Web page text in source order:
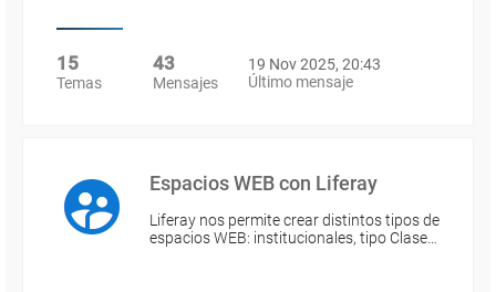
15
Temas
43
Mensajes
19 Nov 2025, 20:43
Último mensaje
Espacios WEB con Liferay
Liferay nos permite crear distintos tipos de
espacios WEB: institucionales, tipo Clase…